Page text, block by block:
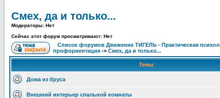
Смех, да и только...
Модераторы: Нет
Сейчас этот форум просматривают: Нет
Список форумов Движение ТИГЕЛЬ - Практическая
профориентация -> Смех, да и только...
Темы
Дома из бруса
Внешний интерьер спальной комнаты